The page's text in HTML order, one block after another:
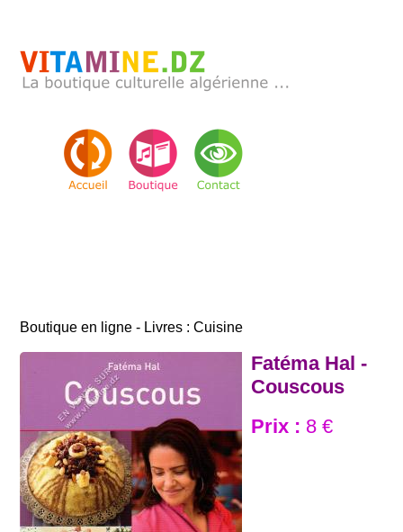
Boutique en ligne - Livres : Cuisine
Fatéma Hal -
Couscous
Prix : 8 €